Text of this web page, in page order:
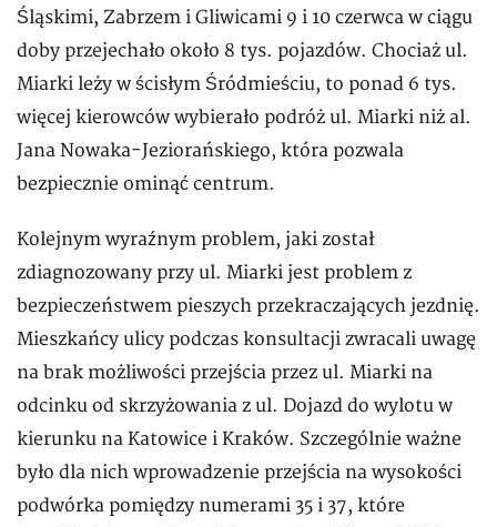
Śląskimi, Zabrzem i Gliwicami 9 i 10 czerwca w ciągu
doby przejechało około 8 tys. pojazdów. Chociaż ul.
Miarki leży w ścisłym Śródmieściu, to ponad 6 tys.
więcej kierowców wybierało podróż ul. Miarki niż al.
Jana Nowaka-Jeziorańskiego, która pozwala
bezpiecznie ominąć centrum.
Kolejnym wyraźnym problem, jaki został
zdiagnozowany przy ul. Miarki jest problem z
bezpieczeństwem pieszych przekraczających jezdnię.
Mieszkańcy ulicy podczas konsultacji zwracali uwagę
na brak możliwości przejścia przez ul. Miarki na
odcinku od skrzyżowania z ul. Dojazd do wylotu w
kierunku na Katowice i Kraków. Szczególnie ważne
było dla nich wprowadzenie przejścia na wysokości
podwórka pomiędzy numerami 35 i 37, które